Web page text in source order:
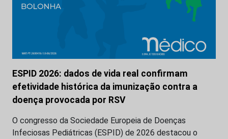
ESPID 2026: dados de vida real confirmam
efetividade histórica da imunização contra a
doença provocada por RSV
O congresso da Sociedade Europeia de Doenças
Infeciosas Pediátricas (ESPID) de 2026 destacou o